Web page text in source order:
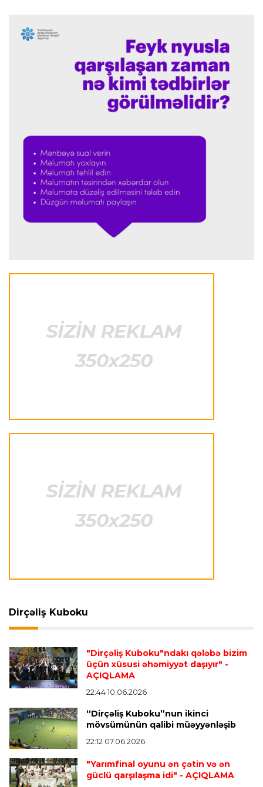
"Formula 1" pilotlarının 2026-cı il reytinqi
qatdı
Formula-1 23:29 07.08.2026
"Antonellinin potensialına heç vaxt şübhə
"Onun istedadı uşaq yaşlarından bəlli idi"
Lukaku ilə "Monako" arasında danışıqlar
Transfer 23:09 07.08.2026
hazırlaşır
"Real" argentinalı futbolçusunu "Fiorentina"ya
icarəyə göndərdi
Transfer 22:57 07.08.2026
"Qranada" Zinəddin Zidanın oğlu ilə yollarını
ayırdı
Transfer 22:54 07.08.2026
Dirçəliş Kuboku
"Dirçəliş Kuboku"ndakı qələbə bizim
üçün xüsusi əhəmiyyət daşıyır" -
AÇIQLAMA
22:44 10.06.2026
“Dirçəliş Kuboku”nun ikinci
mövsümünün qalibi müəyyənləşib
22:12 07.06.2026
"Yarımfinal oyunu ən çətin və ən
güclü qarşılaşma idi" - AÇIQLAMA